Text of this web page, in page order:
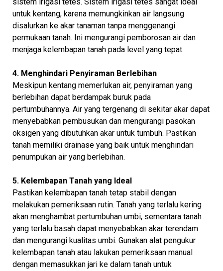
untuk kentang, karena memungkinkan air langsung
disalurkan ke akar tanaman tanpa menggenangi
permukaan tanah. Ini mengurangi pemborosan air dan
menjaga kelembapan tanah pada level yang tepat.
4. Menghindari Penyiraman Berlebihan
Meskipun kentang memerlukan air, penyiraman yang
berlebihan dapat berdampak buruk pada
pertumbuhannya. Air yang tergenang di sekitar akar dapat
menyebabkan pembusukan dan mengurangi pasokan
oksigen yang dibutuhkan akar untuk tumbuh. Pastikan
tanah memiliki drainase yang baik untuk menghindari
penumpukan air yang berlebihan.
5. Kelembapan Tanah yang Ideal
Pastikan kelembapan tanah tetap stabil dengan
melakukan pemeriksaan rutin. Tanah yang terlalu kering
akan menghambat pertumbuhan umbi, sementara tanah
yang terlalu basah dapat menyebabkan akar terendam
dan mengurangi kualitas umbi. Gunakan alat pengukur
kelembapan tanah atau lakukan pemeriksaan manual
dengan memasukkan jari ke dalam tanah untuk